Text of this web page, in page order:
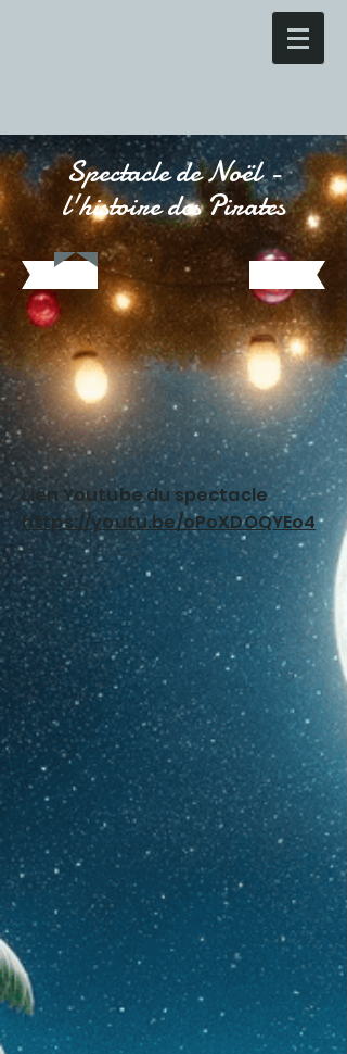
Spectacle de Noël -
l'histoire des Pirates
Lien Youtube du spectacle
https://youtu.be/oPoXDOQYEo4